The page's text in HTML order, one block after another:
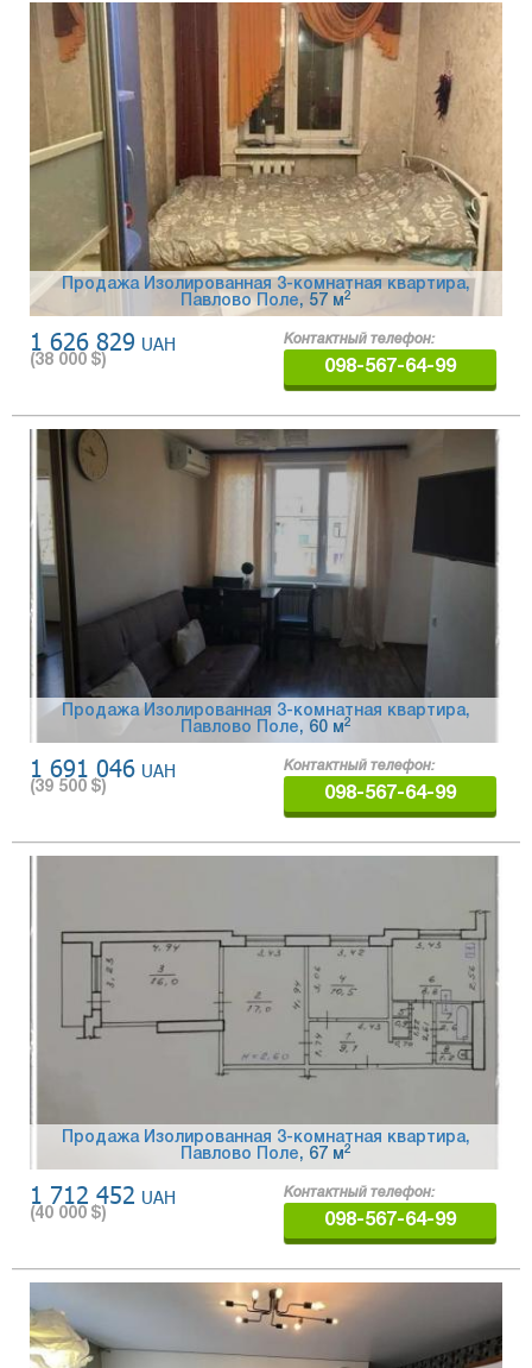
Продажа Изолированная 3-комнатная квартира,
Павлово Поле, 57 м 2
1 626 829 UAH
(38 000 $)
Контактный телефон:
098-567-64-99
Продажа Изолированная 3-комнатная квартира,
Павлово Поле, 60 м2
1 691 046 UAH
(39 500 $)
Контактный телефон:
098-567-64-99
Продажа Изолированная 3-комнатная квартира,
Павлово Поле, 67 м2
1 712 452 UAH
(40 000 $)
Контактный телефон:
098-567-64-99